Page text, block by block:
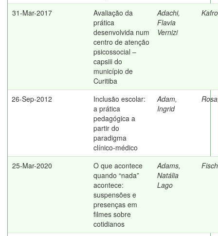
31-Mar-2017
Avaliação da
prática
desenvolvida num
centro de atenção
psicossocial –
capsiii do
município de
Curitiba
Adachi,
Flavia
Vernizi
26-Sep-2012
Inclusão escolar:
a prática
pedagógica a
partir do
paradigma
clínico-médico
Adam,
Ingrid
25-Mar-2020
O que acontece
quando “nada”
acontece:
suspensões e
presenças em
filmes sobre
cotidianos
Adams,
Natália
Lago